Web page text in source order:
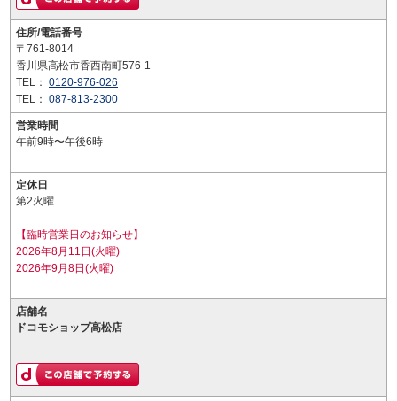
住所/電話番号
〒761-8014
香川県高松市香西南町576-1
TEL： 0120-976-026
TEL： 087-813-2300
営業時間
午前9時〜午後6時
定休日
第2火曜
【臨時営業日のお知らせ】
2026年8月11日(火曜)
2026年9月8日(火曜)
店舗名
ドコモショップ高松店